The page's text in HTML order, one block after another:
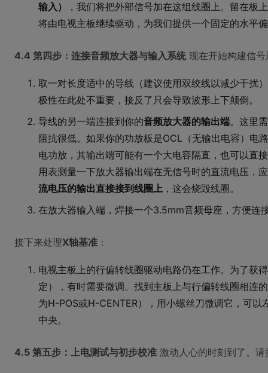
输入）
，我们将把外部信号加在这组线圈上。留在板
将由电视主板继续驱动，为我们提供一个固定的水平
4.4 第四步：连接音频放大器与输入系统现在开始构建信号
取一对长度适中的导线（建议使用双绞线以减少干扰
极性在此处不重要，接反了只会导致波形上下颠倒。
导线的另一端连接到你的音频放大器的输出端。这里
阻抗很低。如果你的功放板是OCL（无输出电容）电
电功放，其输出端可能有一个大电容隔直，也可以直
用表测量一下放大器输出端在无信号时的直流电压，
流电压的输出直接接到线圈上 ，这会烧毁线圈。
在放大器输入端，焊接一个3.5mm音频母座，方便连
接下来处理X轴基准 ：
电视主板上的行偏转线圈驱动电路仍在工作。为了获
定），有时需要微调。找到主板上与行偏转线圈相连
为H-POS或H-CENTER），用小螺丝刀微调它，可
中央。
4.5 第五步：上电测试与初步校准 激动人心的时刻到了。